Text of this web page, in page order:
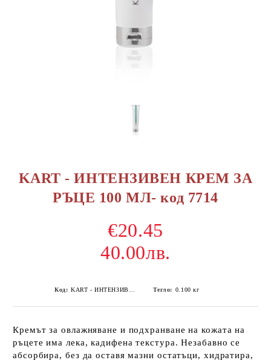
KART - ИНТЕНЗИВЕН КРЕМ ЗА
РЪЦЕ 100 МЛ- код 7714
€20.45
40.00лв.
Код: Тегло: 0.100 кг
Кремът за овлажняване и подхранване на кожата на
ръцете има лека, кадифена текстура. Незабавно се
абсорбира, без да оставя мазни остатъци, хидратира,